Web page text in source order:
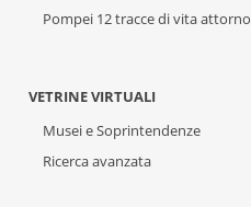
Pompei 12 tracce di vita
VETRINE VIRTUALI
Musei e Soprintendenze
Ricerca avanzata